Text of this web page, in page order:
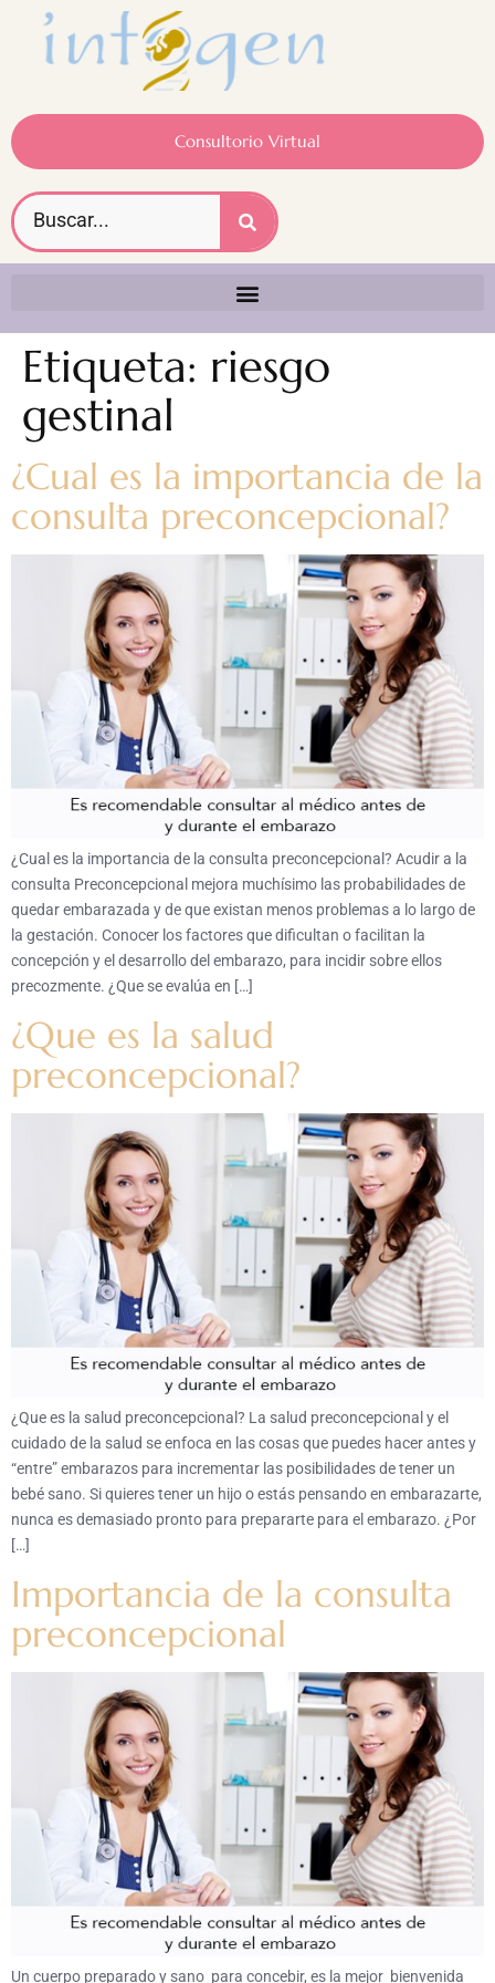
Consultorio Virtual
Etiqueta: riesgo
gestinal
¿Cual es la importancia de la
consulta preconcepcional?
¿Cual es la importancia de la consulta preconcepcional? Acudir a la
consulta Preconcepcional mejora muchísimo las probabilidades de
quedar embarazada y de que existan menos problemas a lo largo de
la gestación. Conocer los factores que dificultan o facilitan la
concepción y el desarrollo del embarazo, para incidir sobre ellos
precozmente. ¿Que se evalúa en […]
¿Que es la salud
preconcepcional?
¿Que es la salud preconcepcional? La salud preconcepcional y el
cuidado de la salud se enfoca en las cosas que puedes hacer antes y
“entre” embarazos para incrementar las posibilidades de tener un
bebé sano. Si quieres tener un hijo o estás pensando en embarazarte,
nunca es demasiado pronto para prepararte para el embarazo. ¿Por
[…]
Importancia de la consulta
preconcepcional
Un cuerpo preparado y sano para concebir, es la mejor bienvenida